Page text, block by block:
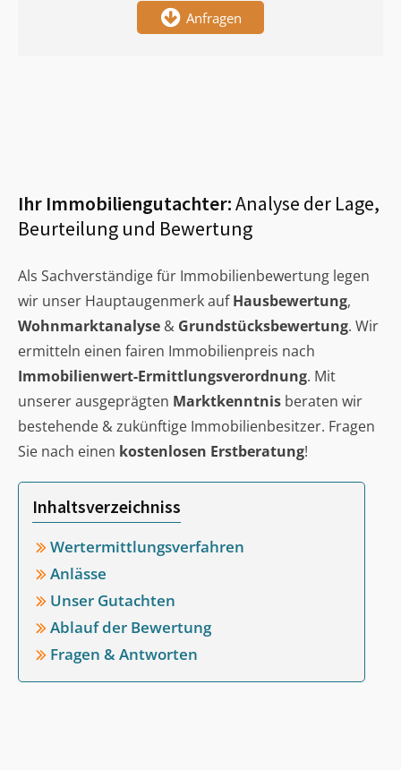
Anfragen
Ihr Immobiliengutachter:Analyse der Lage,
Beurteilung und Bewertung
Als Sachverständige für Immobilienbewertung legen
wir unser Hauptaugenmerk aufHausbewertung,
Wohnmarktanalyse & Grundstücksbewertung. Wir
ermitteln einen fairen Immobilienpreis nach
Immobilienwert-Ermittlungsverordnung. Mit
unserer ausgeprägten Marktkenntnis beraten wir
bestehende & zukünftige Immobilienbesitzer. Fragen
Sie nach einen kostenlosen Erstberatung!
Inhaltsverzeichniss
Wertermittlungsverfahren
Anlässe
Unser Gutachten
Ablauf der Bewertung
Fragen & Antworten